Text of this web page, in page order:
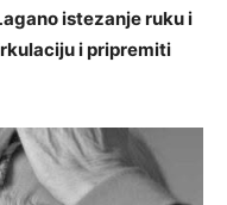
istezanje ruku i
i pripremiti